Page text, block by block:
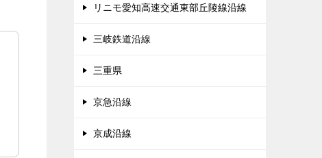
リニモ愛知高速交通東部丘陵線沿線
三岐鉄道沿線
三重県
京急沿線
京成沿線